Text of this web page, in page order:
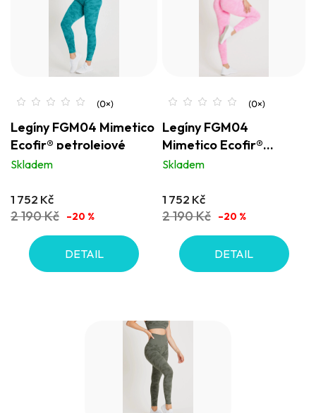
Legíny FGM04 Mimetico
Ecofir® petrolejové
Skladem
1 752 Kč
2 190 Kč –20 %
DETAIL
Legíny FGM04
Mimetico Ecofir®
růžové
Skladem
1 752 Kč
2 190 Kč –20 %
DETAIL